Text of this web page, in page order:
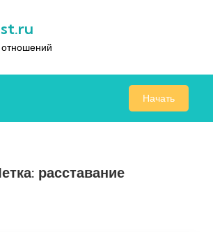
отношений
Начать
расставание